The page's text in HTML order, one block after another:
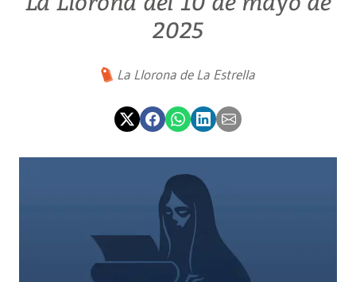
2025
La Llorona de La Estrella